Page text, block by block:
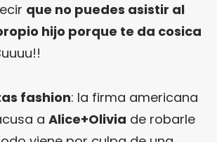
que no puedes asistir al
hijo porque te da cosica
fashion: la firma americana
a Alice+Olivia de robarle